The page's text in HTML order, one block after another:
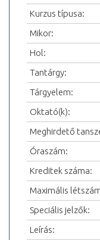
Kurzus típusa:
Mikor:
Hol:
Tantárgy:
Tárgyelem:
Oktató(k):
Meghirdető
Óraszám:
Kreditek száma:
Maximális
Speciális jelzők:
Leírás: